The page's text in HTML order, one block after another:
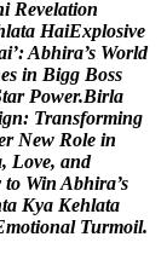
i Revelation
lata HaiExplosive
i’:Abhira’s World
es in Bigg Boss
tar Power.Birla
gn: Transforming
r New Role in
, Love, and
to Win Abhira’s
ta Kya Kehlata
motional Turmoil.